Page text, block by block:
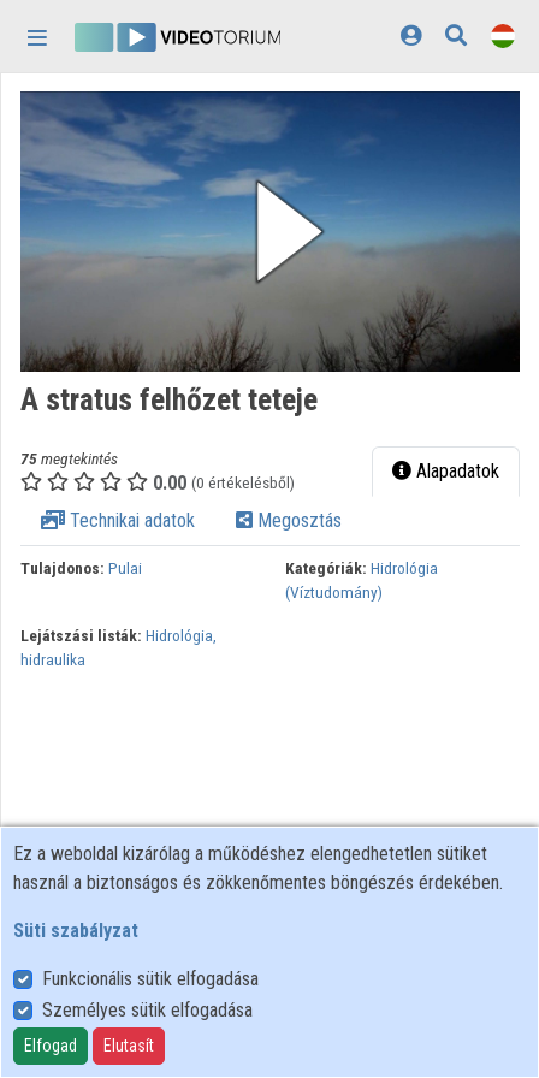
Kezdőlap
Bejelentkezés
Felfedezés
Kategóriák
Intézmények
Közreműködők
Megjelenés:
A stratus felhőzet teteje
75megtekintés
0.00 (0 értékelésből) Alapadatok
Technikai adatok Megosztás
Tulajdonos: Pulai Kategóriák: Hidrológia
(Víztudomány)
Lejátszási listák: Hidrológia,
hidraulika
Felhasználói szabályzat
Adatkezelési tájékoztató
Süti szabályzat
Ez a weboldal kizárólag a működéshez elengedhetetlen sütiket
használ a biztonságos és zökkenőmentes böngészés érdekében.
Süti szabályzat
Funkcionális sütik elfogadása
Személyes sütik elfogadása
Elfogad Elutasít